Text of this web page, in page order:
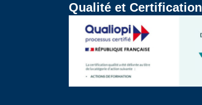
Qualité et Certification